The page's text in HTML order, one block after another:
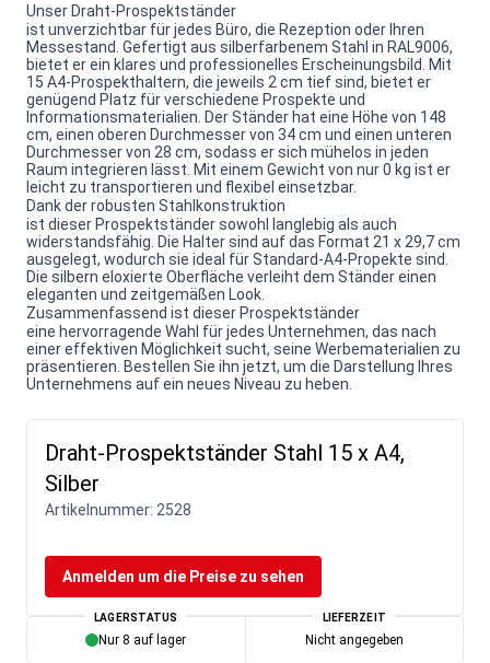
Unser Draht-Prospektständer
ist unverzichtbar für jedes Büro, die Rezeption oder Ihren
Messestand. Gefertigt aus silberfarbenem Stahl in RAL9006,
bietet er ein klares und professionelles Erscheinungsbild. Mit
15 A4-Prospekthaltern, die jeweils 2 cm tief sind, bietet er
genügend Platz für verschiedene Prospekte und
Informationsmaterialien. Der Ständer hat eine Höhe von 148
cm, einen oberen Durchmesser von 34 cm und einen unteren
Durchmesser von 28 cm, sodass er sich mühelos in jeden
Raum integrieren lässt. Mit einem Gewicht von nur 0 kg ist er
leicht zu transportieren und flexibel einsetzbar.
Dank der robusten Stahlkonstruktion
ist dieser Prospektständer sowohl langlebig als auch
widerstandsfähig. Die Halter sind auf das Format 21 x 29,7 cm
ausgelegt, wodurch sie ideal für Standard-A4-Propekte sind.
Die silbern eloxierte Oberfläche verleiht dem Ständer einen
eleganten und zeitgemäßen Look.
Zusammenfassend ist dieser Prospektständer
eine hervorragende Wahl für jedes Unternehmen, das nach
einer effektiven Möglichkeit sucht, seine Werbematerialien zu
präsentieren. Bestellen Sie ihn jetzt, um die Darstellung Ihres
Unternehmens auf ein neues Niveau zu heben.
Draht-Prospektständer Stahl 15 x A4,
Silber
Artikelnummer: 2528
Anmelden um die Preise zu sehen
LAGERSTATUS
Nur 8 auf lager
LIEFERZEIT
Nicht angegeben